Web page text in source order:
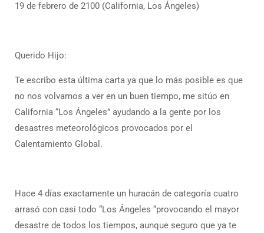
19 de febrero de 2100 (California, Los Ángeles)
Querido Hijo:
Te escribo esta última carta ya que lo más posible es que
no nos volvamos a ver en un buen tiempo, me sitúo en
California “Los Ángeles” ayudando a la gente por los
desastres meteorológicos provocados por el
Calentamiento Global.
Hace 4 días exactamente un huracán de categoría cuatro
arrasó con casi todo “Los Ángeles “provocando el mayor
desastre de todos los tiempos, aunque seguro que ya te